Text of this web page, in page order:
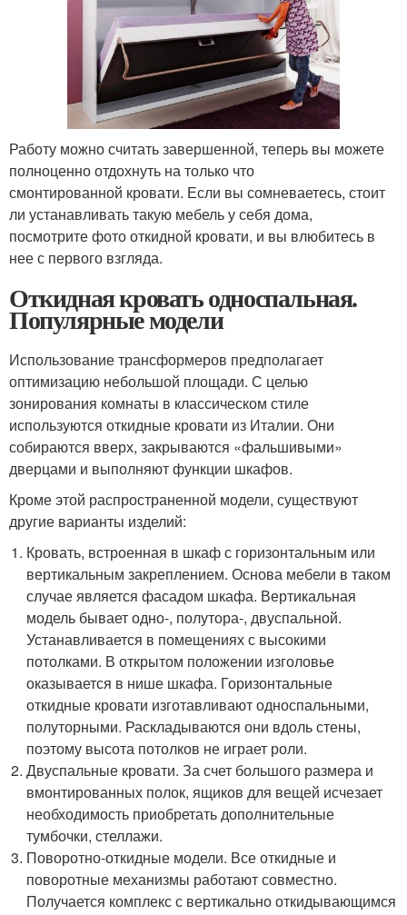
Работу можно считать завершенной, теперь вы можете
полноценно отдохнуть на только что
смонтированной кровати. Если вы сомневаетесь, стоит
ли устанавливать такую мебель у себя дома,
посмотрите фото откидной кровати, и вы влюбитесь в
нее с первого взгляда.
Откидная кровать односпальная.
Популярные модели
Использование трансформеров предполагает
оптимизацию небольшой площади. С целью
зонирования комнаты в классическом стиле
используются откидные кровати из Италии. Они
собираются вверх, закрываются «фальшивыми»
дверцами и выполняют функции шкафов.
Кроме этой распространенной модели, существуют
другие варианты изделий:
Кровать, встроенная в шкаф с горизонтальным или
вертикальным закреплением. Основа мебели в таком
случае является фасадом шкафа. Вертикальная
модель бывает одно-, полутора-, двуспальной.
Устанавливается в помещениях с высокими
потолками. В открытом положении изголовье
оказывается в нише шкафа. Горизонтальные
откидные кровати изготавливают односпальными,
полуторными. Раскладываются они вдоль стены,
поэтому высота потолков не играет роли.
Двуспальные кровати. За счет большого размера и
вмонтированных полок, ящиков для вещей исчезает
необходимость приобретать дополнительные
тумбочки, стеллажи.
Поворотно-откидные модели. Все откидные и
поворотные механизмы работают совместно.
Получается комплекс с вертикально откидывающимся